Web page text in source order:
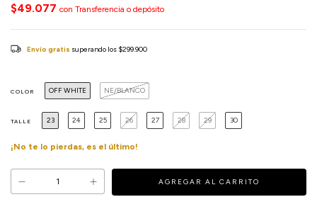
$49.077 con Transferencia o depósito
Envío gratis superando los $299.900
COLOR OFF WHITE NE/BLANCO
TALLE 23 24 25 26 27 28 29 30
¡No te lo pierdas, es el último!